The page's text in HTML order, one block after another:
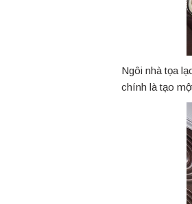
Ngôi nhà tọa
chính là tạo